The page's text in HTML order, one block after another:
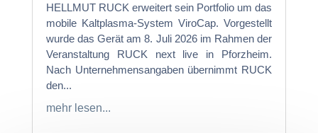
HELLMUT RUCK erweitert sein Portfolio um das
mobile Kaltplasma-System ViroCap. Vorgestellt
wurde das Gerät am 8. Juli 2026 im Rahmen der
Veranstaltung RUCK next live in Pforzheim.
Nach Unternehmensangaben übernimmt RUCK
den...
mehr lesen...